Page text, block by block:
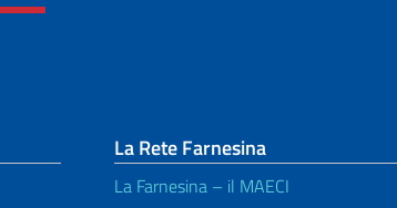
La Rete Farnesina
La Farnesina – il MAECI